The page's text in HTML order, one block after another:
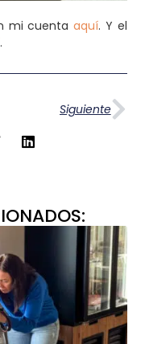
mi cuentaaquí. Y el
.
Siguiente